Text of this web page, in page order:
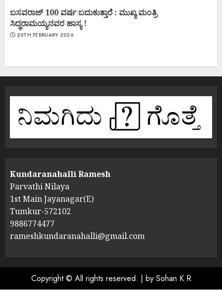
ಬಸವರಾಜ್ 100 ವರ್ಷ ಬದುಕುತ್ತಾರೆ : ಮುಖ್ಯ ಮಂತ್ರಿ
ಸಿದ್ಧರಾಮಯ್ಯನವರ ಹಾಸ್ಯ !
20TH FEBRUARY 2026
Kundaranahalli Ramesh
Parvathi Nilaya
1st Main Jayanagar(E)
Tumkur-572102
9886774477
rameshkundaranahalli@gmail.com
Copyright © All rights reserved. | by Sohan K R